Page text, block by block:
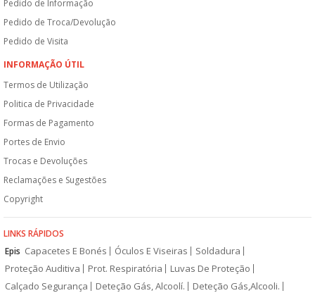
Pedido de Informação
Pedido de Troca/Devolução
Pedido de Visita
INFORMAÇÃO ÚTIL
Termos de Utilização
Politica de Privacidade
Formas de Pagamento
Portes de Envio
Trocas e Devoluções
Reclamações e Sugestões
Copyright
LINKS RÁPIDOS
Epis Capacetes E Bonés Óculos E Viseiras
Soldadura
Proteção Auditiva
Prot. Respiratória
Luvas De Proteção
Calçado Segurança
Deteção Gás, Alcoolí.
Deteção Gás,Alcooli.